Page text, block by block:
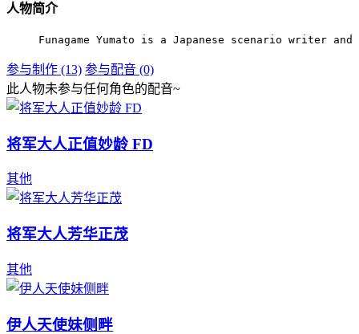
人物简介
Funagame Yumato is a Japanese scenario writer
参与制作 (13) 参与配音 (0)
此人物未参与任何角色的配音~
将军大人正值妙龄 FD
其他
将军大人芳华正茂
其他
伊人天使妹侧畔